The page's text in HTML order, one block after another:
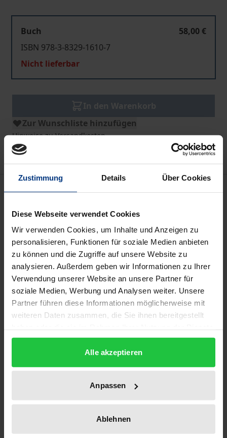
Zustimmung Details Über Cookies
Diese Webseite verwendet Cookies
Wir verwenden Cookies, um Inhalte und Anzeigen zu
personalisieren, Funktionen für soziale Medien anbieten
zu können und die Zugriffe auf unsere Website zu
analysieren. Außerdem geben wir Informationen zu Ihrer
Verwendung unserer Website an unsere Partner für
soziale Medien, Werbung und Analysen weiter. Unsere
Partner führen diese Informationen möglicherweise mit
weiteren Daten zusammen, die Sie ihnen bereitgestellt
gesammelt haben.
Alle akzeptieren
Anpassen
Ablehnen
Buch
58,00 €
ISBN 978-3-8329-1610-7
Nicht lieferbar
Zur Wunschliste hinzufügen
Hinweise zu Versandkosten
B2B-Internet-Marktplätze stellen Handelsräume im
Internet bereit und unterstützen Unternehmen bei
der Information, Anbahnung und Durchführung von
Geschäftsabschlüssen. Das Werk untersucht diese
neue Form des E-Commerce aus dem Blickwinkel
des deutschen und europäischen Kartellrechts.
Nach einer Darstellung der Vor- und Nachteile der
Nutzung von B2B-Marktplätzen stellt der Verfasser
Dienstleistungen. Dabei werden Kriterien zur
Marktabgrenzung sowie ökonomische Faktoren
gewürdigt, die zur Herausbildung
marktbeherrschender Stellungen einzelner Internet-